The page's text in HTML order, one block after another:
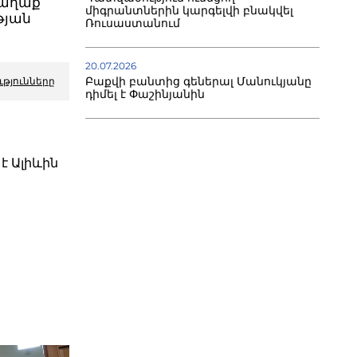
Ալիևին
միգրանտներին կարգելվի բնակվել
Ռուսաստանում
20.07.2026
Բաքվի բանտից գեներալ Մանուկյանը
դիմել է Փաշինյանին